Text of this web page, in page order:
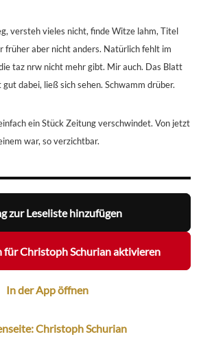
versteh vieles nicht, finde Witze lahm, Titel
früher aber nicht anders. Natürlich fehlt im
taz nrw nicht mehr gibt. Mir auch. Das Blatt
dabei, ließ sich sehen. Schwamm drüber.
ein Stück Zeitung verschwindet. Von jetzt
war, so verzichtbar.
zur Leseliste hinzufügen
für Christoph Schurian aktivieren
In der App öffnen
Christoph Schurian